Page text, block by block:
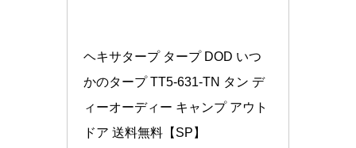
ヘキサタープ タープ DOD いつ
かのタープ TT5-631-TN タン デ
ィーオーディー キャンプ アウト
ドア 送料無料【SP】